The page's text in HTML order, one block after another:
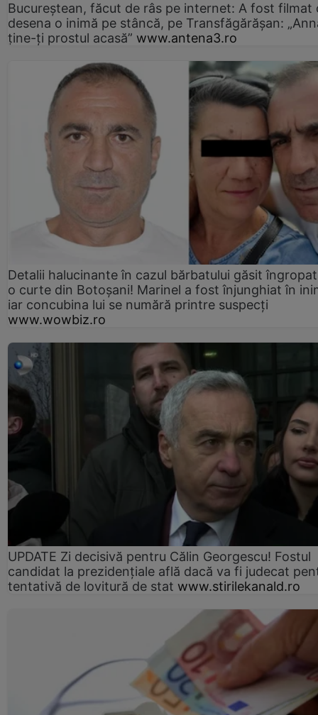
Bucureștean, făcut de râs pe internet: A fost filmat
desena o inimă pe stâncă, pe Transfăgărășan:
ține-ți prostul acasă” www.antena3.ro
Detalii halucinante în cazul bărbatului găsit
o curte din Botoșani! Marinel a fost înjunghiat în
iar concubina lui se numără printre suspecți
www.wowbiz.ro
UPDATE Zi decisivă pentru Călin Georgescu! Fostul
candidat la prezidențiale află dacă va fi judecat
tentativă de lovitură de stat www.stirilekanald.ro